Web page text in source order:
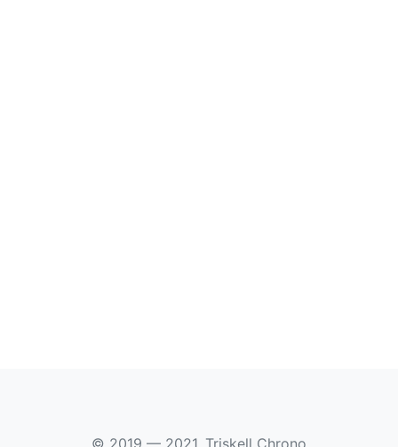
© 2019 — 2021, Triskell Chrono